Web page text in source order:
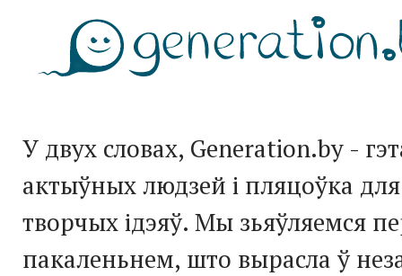
У двух словах, Generation.by -
актыўных людзей і пляцоўка для
творчых ідэяў. Мы зьяўляемся
пакаленьнем, што вырасла ў